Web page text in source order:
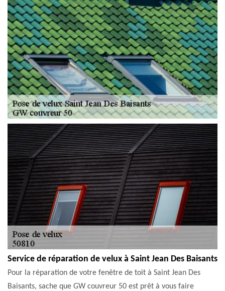
Service de réparation de velux à Saint Jean Des Baisants
Pour la réparation de votre fenêtre de toit à Saint Jean Des
Baisants, sache que GW couvreur 50 est prêt à vous faire